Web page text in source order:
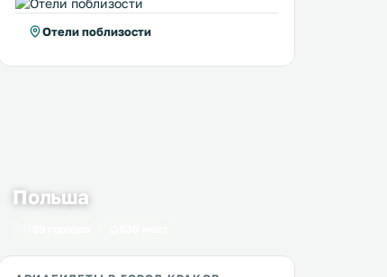
Отели поблизости
Польша